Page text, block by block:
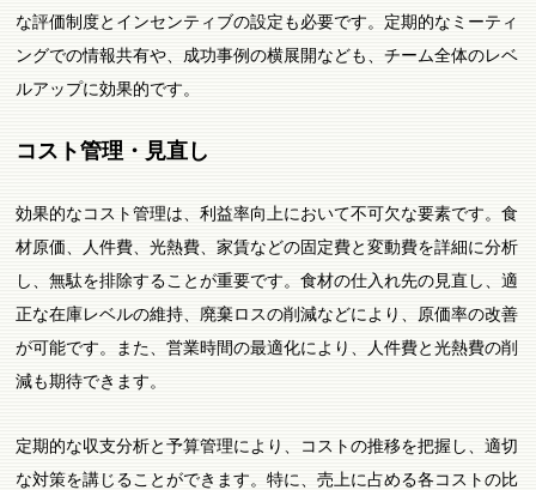
な評価制度とインセンティブの設定も必要です。定期的なミーティ
ングでの情報共有や、成功事例の横展開なども、チーム全体のレベ
ルアップに効果的です。
コスト管理・見直し
効果的なコスト管理は、利益率向上において不可欠な要素です。食
材原価、人件費、光熱費、家賃などの固定費と変動費を詳細に分析
し、無駄を排除することが重要です。食材の仕入れ先の見直し、適
正な在庫レベルの維持、廃棄ロスの削減などにより、原価率の改善
が可能です。また、営業時間の最適化により、人件費と光熱費の削
減も期待できます。
定期的な収支分析と予算管理により、コストの推移を把握し、適切
な対策を講じることができます。特に、売上に占める各コストの比